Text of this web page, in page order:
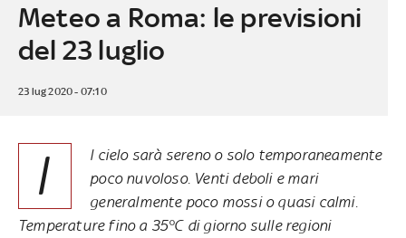
Meteo a Roma: le previsioni
del 23 luglio
23 lug 2020 - 07:10
I
l cielo sarà sereno o solo temporaneamente
poco nuvoloso. Venti deboli e mari
generalmente poco mossi o quasi calmi.
Temperature fino a 35°C di giorno sulle regioni